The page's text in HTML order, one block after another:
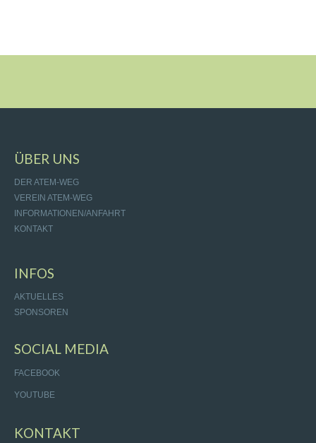
ÜBER UNS
DER ATEM-WEG
VEREIN ATEM-WEG
INFORMATIONEN/ANFAHRT
KONTAKT
INFOS
AKTUELLES
SPONSOREN
SOCIAL MEDIA
FACEBOOK
YOUTUBE
KONTAKT